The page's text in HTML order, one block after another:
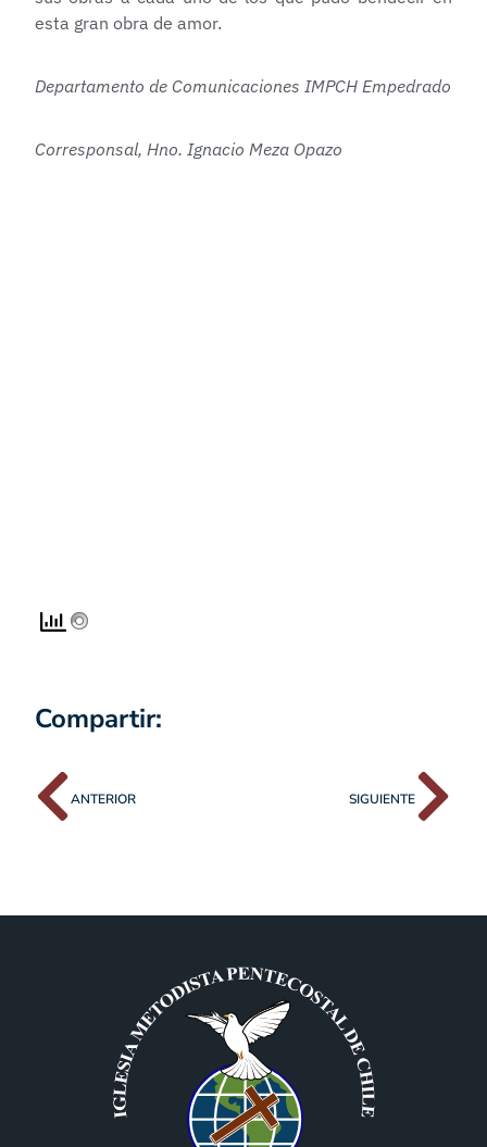
esta gran obra de amor.
Departamento de Comunicaciones IMPCH Empedrado
Corresponsal, Hno. Ignacio Meza Opazo
Compartir:
ANTERIOR SIGUIENTE